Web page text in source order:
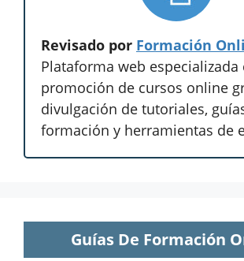
Revisado por Formación
Plataforma web especializada
promoción de cursos online
divulgación de tutoriales,
formación y herramientas de
Guías De Formación